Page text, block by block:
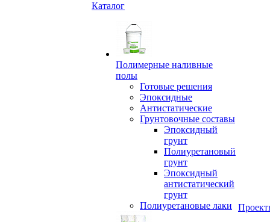
Каталог
Полимерные наливные
полы
Готовые решения
Эпоксидные
Антистатические
Грунтовочные составы
Эпоксидный
грунт
Полиуретановый
грунт
Эпоксидный
антистатический
грунт
Полиуретановые лаки